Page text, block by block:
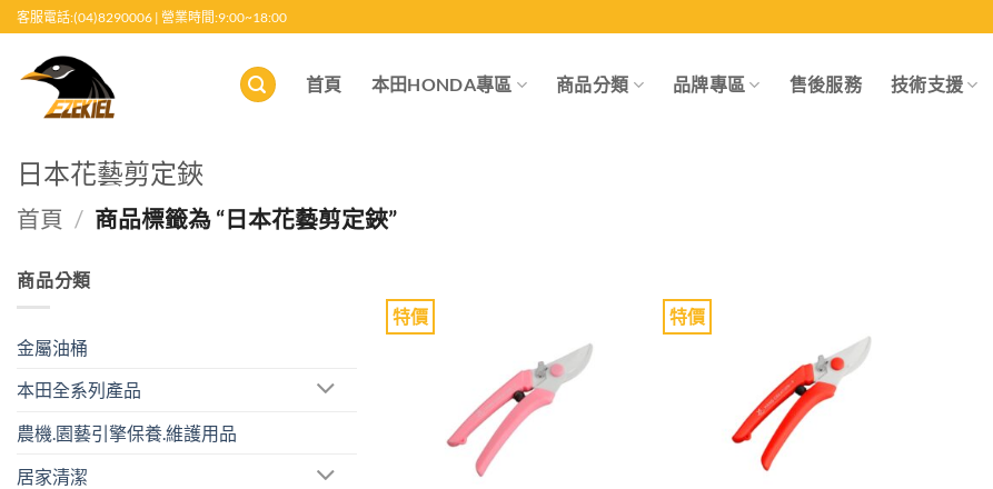
至
客服電話:(04)8290006 | 營業時間:9:00~18:00
首頁 本田HONDA專區 商品分類 品牌專區 售後服務 技術支援
日本花藝剪定鋏
首頁 / 商品標籤為 “日本花藝剪定鋏”
商品分類
金屬油桶
本田全系列產品
農機.園藝引擎保養.維護用品
居家清潔
特價
wishlist
特價
wishlist